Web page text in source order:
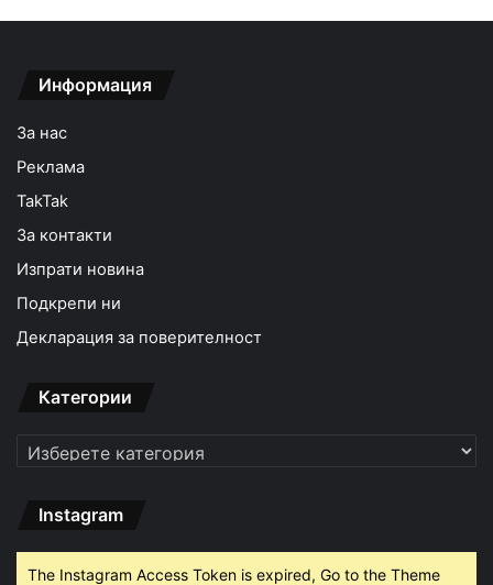
Информация
За нас
Реклама
TakTak
За контакти
Изпрати новина
Подкрепи ни
Декларация за поверителност
Категории
Категории
Instagram
The Instagram Access Token is expired, Go to the Theme